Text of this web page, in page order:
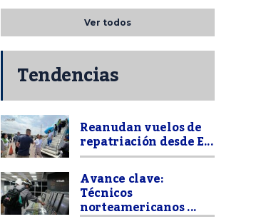
Ver todos
Tendencias
Reanudan vuelos de
repatriación desde E...
Avance clave:
Técnicos
norteamericanos ...